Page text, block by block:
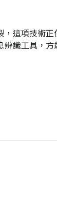
這項技術
識工具，